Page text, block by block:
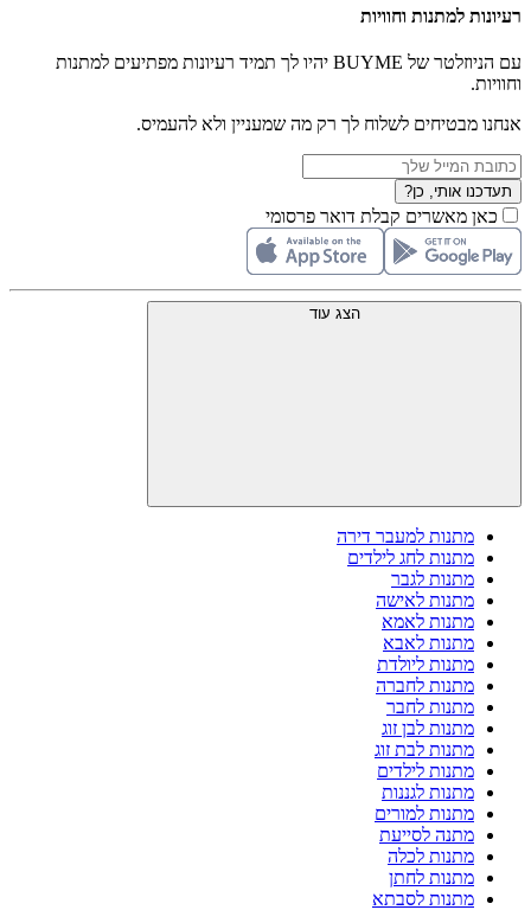
רעיונות למתנות וחוויות
עם הניוזלטר של BUYME יהיו לך תמיד רעיונות מפתיעים למתנות
וחוויות.
אנחנו מבטיחים לשלוח לך רק מה שמעניין ולא להעמיס.
תעדכנו אותי, כן?
כאן מאשרים קבלת דואר פרסומי
הצג עוד
מתנות למעבר דירה
מתנות לחג לילדים
מתנות לגבר
מתנות לאישה
מתנות לאמא
מתנות לאבא
מתנות ליולדת
מתנות לחברה
מתנות לחבר
מתנות לבן זוג
מתנות לבת זוג
מתנות לילדים
מתנות לגננות
מתנות למורים
מתנה לסייעת
מתנות לכלה
מתנות לחתן
מתנות לסבתא